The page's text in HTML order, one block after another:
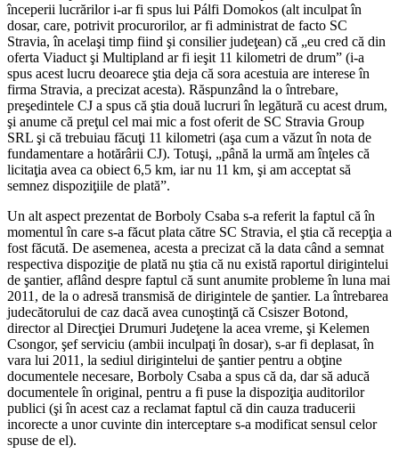
începerii lucrărilor i-ar fi spus lui Pálfi Domokos (alt inculpat în
dosar, care, potrivit procurorilor, ar fi administrat de facto SC
Stravia, în acelaşi timp fiind şi consilier judeţean) că „eu cred că din
oferta Viaduct şi Multipland ar fi ieşit 11 kilometri de drum” (i-a
spus acest lucru deoarece ştia deja că sora acestuia are interese în
firma Stravia, a precizat acesta). Răspunzând la o întrebare,
preşedintele CJ a spus că ştia două lucruri în legătură cu acest drum,
şi anume că preţul cel mai mic a fost oferit de SC Stravia Group
SRL şi că trebuiau făcuţi 11 kilometri (aşa cum a văzut în nota de
fundamentare a hotărârii CJ). Totuşi, „până la urmă am înţeles că
licitaţia avea ca obiect 6,5 km, iar nu 11 km, şi am acceptat să
semnez dispoziţiile de plată”.
Un alt aspect prezentat de Borboly Csaba s-a referit la faptul că în
momentul în care s-a făcut plata către SC Stravia, el ştia că recepţia a
fost făcută. De asemenea, acesta a precizat că la data când a semnat
respectiva dispoziţie de plată nu ştia că nu există raportul dirigintelui
de şantier, aflând despre faptul că sunt anumite probleme în luna mai
2011, de la o adresă transmisă de dirigintele de şantier. La întrebarea
judecătorului de caz dacă avea cunoştinţă că Csiszer Botond,
director al Direcţiei Drumuri Judeţene la acea vreme, şi Kelemen
Csongor, şef serviciu (ambii inculpaţi în dosar), s-ar fi deplasat, în
vara lui 2011, la sediul dirigintelui de şantier pentru a obţine
documentele necesare, Borboly Csaba a spus că da, dar să aducă
documentele în original, pentru a fi puse la dispoziţia auditorilor
publici (şi în acest caz a reclamat faptul că din cauza traducerii
incorecte a unor cuvinte din interceptare s-a modificat sensul celor
spuse de el).